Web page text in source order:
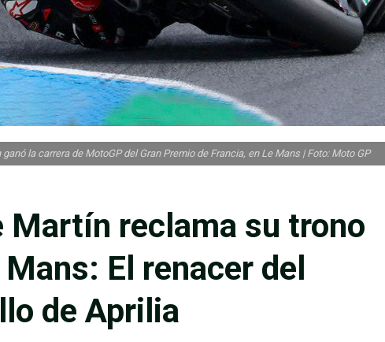
Martín reclama su trono
El renacer del
de Aprilia
la carrera de MotoGP del Gran Premio de Francia, en Le Mans | Foto: Moto GP